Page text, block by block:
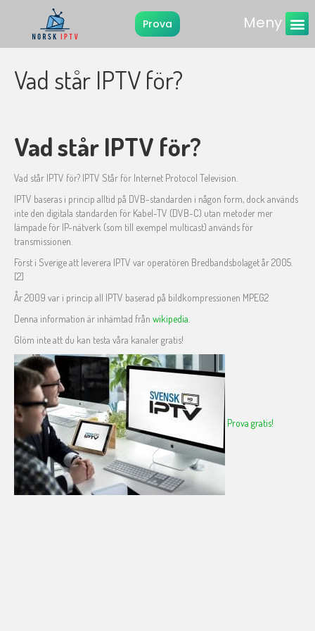
Prova Meny
Vad står IPTV för?
Vad står IPTV för?
Vad står IPTV för? IPTV Står för Internet Protocol Television.
IPTV baseras i princip alltid på DVB-standarden i någon form, dock används
inte den digitala standarden för Kabel-TV (DVB-C) utan metoder mer
lämpade för IP-nätverk (som till exempel multicast) används för
transmissionen.
Först i Sverige att leverera IPTV var operatören Bredbandsbolaget år 2005.
[2]
År 2009 var i princip all IPTV baserad på bildkompressionen MPEG2
Denna information är inhämtad från wikipedia
Glöm inte att du kan testa våra kanaler gratis!
Prova gratis!